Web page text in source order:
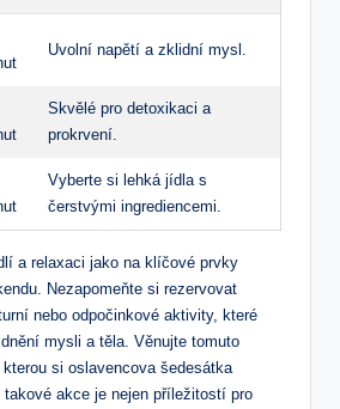
Uvolní napětí a zklidní mysl.
Skvělé pro detoxikaci a
prokrvení.
Vyberte si lehká jídla s
čerstvými ingrediencemi.
a relaxaci jako na klíčové prvky
Nezapomeňte si rezervovat
nebo odpočinkové aktivity, které
mysli a těla. Věnujte tomuto
si oslavencova šedesátka
akce je nejen příležitostí pro